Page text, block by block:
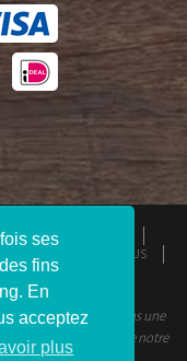
ses
fins
En
acceptez
plus
MENTIONS LÉGALES
REJOIGNEZ-NOUS
CONTACTEZ-NOUS
n’est pas une
pour les utilisateurs de notre